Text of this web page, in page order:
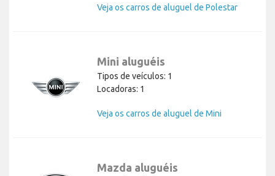
Veja os carros de aluguel de Polestar
Mini aluguéis
Tipos de veículos: 1
Locadoras: 1
Veja os carros de aluguel de Mini
Mazda aluguéis